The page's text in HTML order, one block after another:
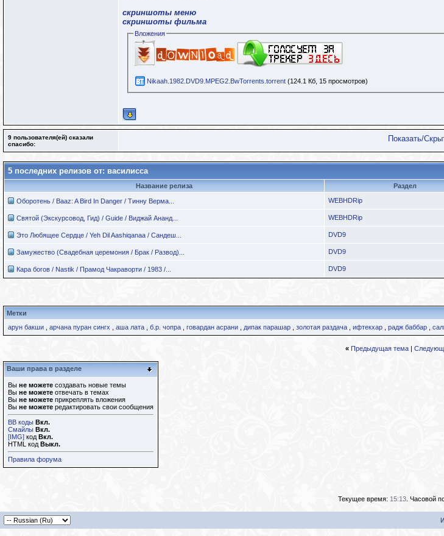
скриншоты меню
скриншоты фильма
Вложения
Nikaah.1982.DVD9.MPEG2.BwTorrents.torrent (124.1 Кб, 15 просмотров)
9 пользователя(ей) сказали
cпасибо:
Показать/
5 последних релизов от: василисса
Название релиза Раздел
Оборотень / Baaz: A Bird In Danger / Тинну Верма... WEBHDRip
Святой (Экскурсовод, Гид) / Guide / Виджай Ананд... WEBHDRip
Это Любящее Сердце / Yeh Dil Aashiqanaa / Сандеш... DVD9
Замужество (Свадебная церемония / Брак / Развод)... DVD9
Кара богов / Nastik / Прамод Чакраворти / 1983 /... DVD9
Метки
арун бакши
арчана пуран сингх аша лата б.р. чопра говардан асрани дипак парашар золотая раздача ифтекхар радж баббар
« Предыдущая тема|
Ваши права в разделе
Вы не можете создавать новые темы
Вы не можете отвечать в темах
Вы не можете прикреплять вложения
Вы не можете редактировать свои сообщения
BB коды Вкл.
Смайлы Вкл.
[IMG] код Вкл.
HTML код Выкл.
Правила форума
Текущее время: 15:13 . Часовой